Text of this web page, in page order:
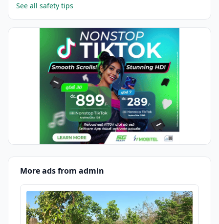
See all safety tips
More ads from admin